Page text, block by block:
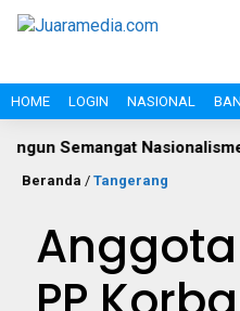
HOME LOGIN NASIONAL
Nasionalisme
Beranda / Tangerang